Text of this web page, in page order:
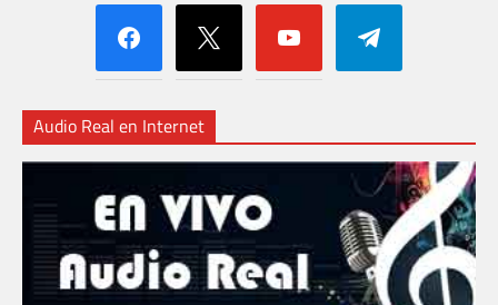
facebook x youtube telegram
Audio Real en Internet